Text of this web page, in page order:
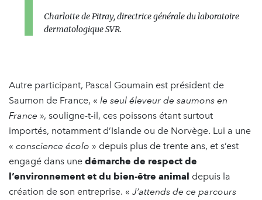
Charlotte de Pitray, directrice générale du laboratoire
dermatologique SVR.
Autre participant, Pascal Goumain est président de
Saumon de France, « le seul éleveur de saumons en
France », souligne-t-il, ces poissons étant surtout
importés, notamment d’Islande ou de Norvège. Lui a une
« conscience écolo » depuis plus de trente ans, et s’est
engagé dans une démarche de respect de
l’environnement et du bien-être animal depuis la
création de son entreprise. « J’attends de ce parcours